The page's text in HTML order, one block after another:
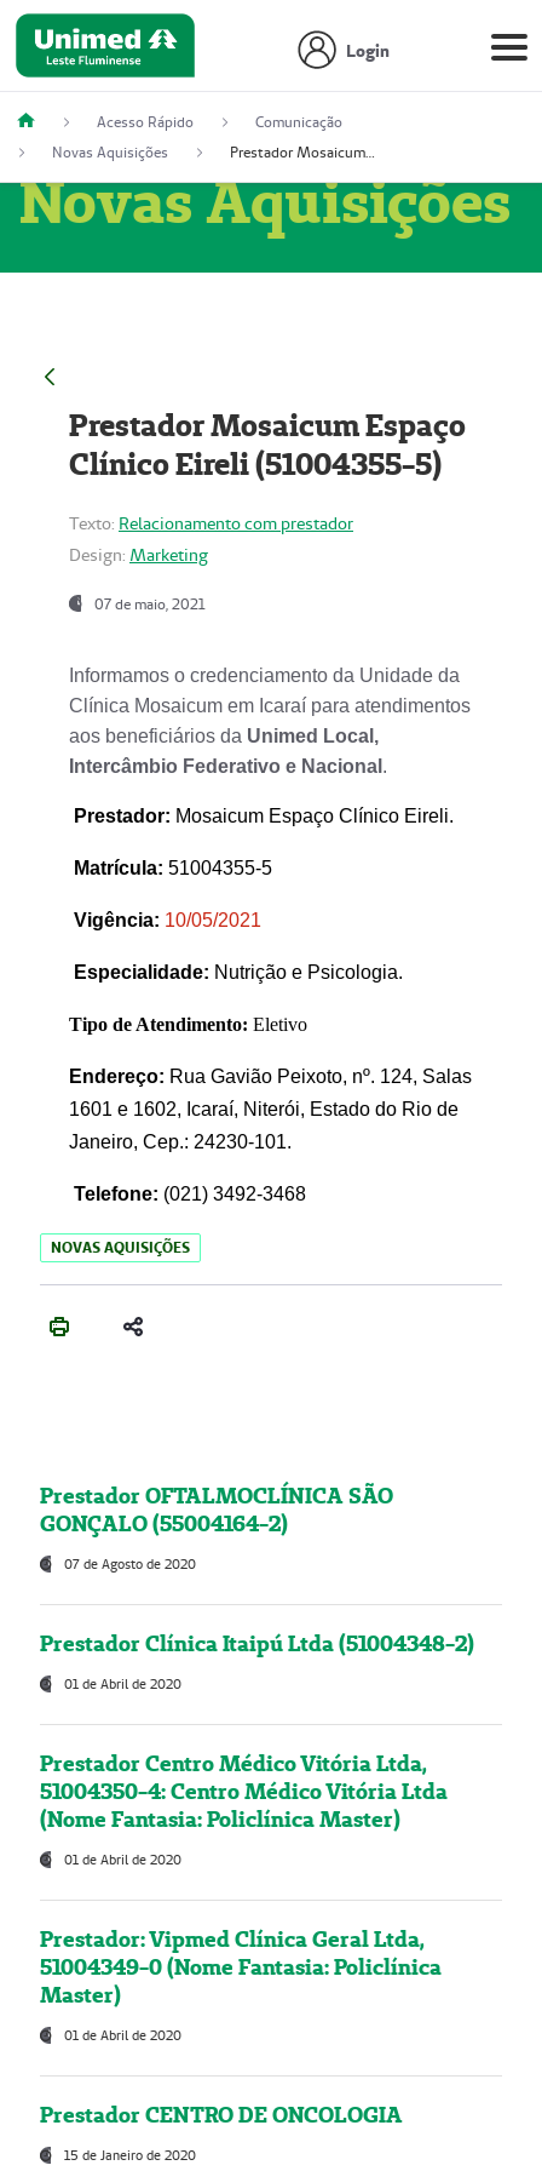
Login
Acesso Rápido
Comunicação
Novas Aquisições
Prestador Mosaicum Espaço Clínico Eireli (51004355-5)
Novas Aquisições
Prestador Mosaicum Espaço
Clínico Eireli (51004355-5)
Texto: Relacionamento com prestador
Design: Marketing
07 de maio, 2021
Informamos o credenciamento da Unidade da
Clínica Mosaicum em Icaraí para atendimentos
aos beneficiários da Unimed Local,
Intercâmbio Federativo e Nacional .
Prestador: Mosaicum Espaço Clínico Eireli.
Matrícula: 51004355-5
Vigência: 10/05/2021
Especialidade: Nutrição e Psicologia.
Tipo de Atendimento: Eletivo
Endereço: Rua Gavião Peixoto, nº. 124, Salas
1601 e 1602, Icaraí, Niterói, Estado do Rio de
Janeiro, Cep.: 24230-101.
Telefone: (021) 3492-3468
NOVAS AQUISIÇÕES
Prestador OFTALMOCLÍNICA SÃO
GONÇALO (55004164-2)
07 de Agosto de 2020
Prestador Clínica Itaipú Ltda (51004348-2)
01 de Abril de 2020
Prestador Centro Médico Vitória Ltda,
51004350-4: Centro Médico Vitória Ltda
(Nome Fantasia: Policlínica Master)
01 de Abril de 2020
Prestador: Vipmed Clínica Geral Ltda,
51004349-0 (Nome Fantasia: Policlínica
Master)
01 de Abril de 2020
Prestador CENTRO DE ONCOLOGIA
15 de Janeiro de 2020